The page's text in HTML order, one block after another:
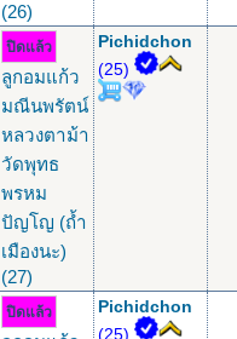
(26)
ปิดแล้ว
ลูกอมแก้ว
มณีนพรัตน์
หลวงตาม้า
วัดพุทธ
พรหม
ปัญโญ (ถ้ำ
เมืองนะ)
(27)
Pichidchon
(25)
ปิดแล้ว
Pichidchon
(25)